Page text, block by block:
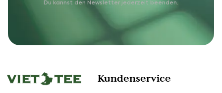
Du kannst den Newsletter jederzeit beenden.
Kundenservice